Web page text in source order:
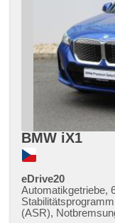
BMW iX1
eDrive20
Automatikgetriebe,
(ASR),